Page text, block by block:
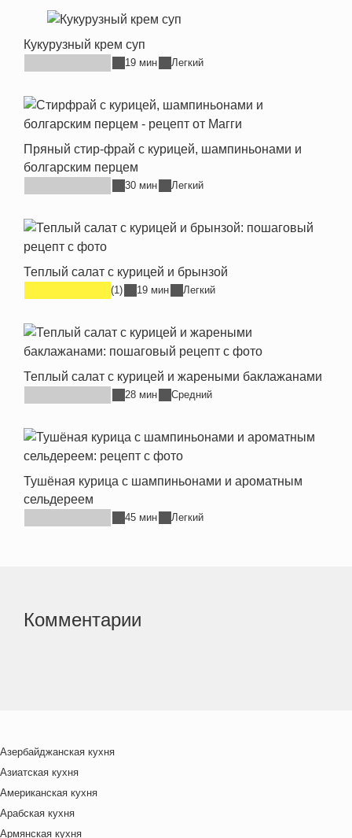
Кукурузный крем суп
19 мин Легкий
Пряный стир-фрай с курицей, шампиньонами и
болгарским перцем
30 мин Легкий
Теплый салат с курицей и брынзой
(1) 19 мин Легкий
Теплый салат с курицей и жареными баклажанами
28 мин Средний
Тушёная курица с шампиньонами и ароматным
сельдереем
45 мин Легкий
Комментарии
Азербайджанская кухня
Азиатская кухня
Американская кухня
Арабская кухня
Армянская кухня